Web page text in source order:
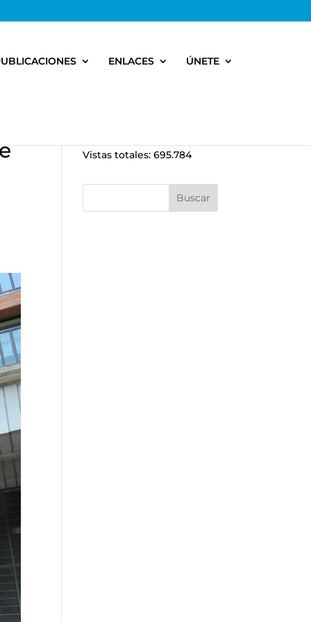
ENLACES ÚNETE
Vistas totales:695.784